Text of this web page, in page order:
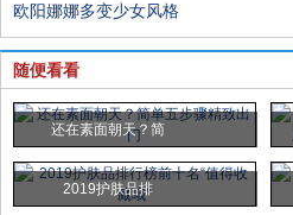
欧阳娜娜多变少女风格
随便看看
还在素面朝天？简
2019护肤品排